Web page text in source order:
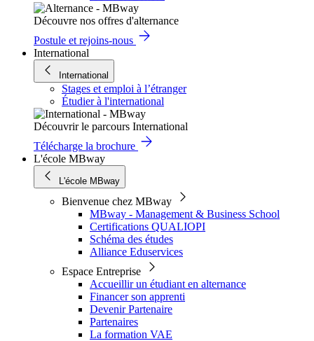
Découvre nos offres d'alternance
Postule et rejoins-nous
International
International
Stages et emploi à l’étranger
Étudier à l'international
Découvrir le parcours International
Télécharge la brochure
L'école MBway
L'école MBway
Bienvenue chez MBway
MBway - Management & Business School
Certifications QUALIOPI
Schéma des études
Alliance Eduservices
Espace Entreprise
Accueillir un étudiant en alternance
Financer son apprenti
Devenir Partenaire
Partenaires
La formation VAE